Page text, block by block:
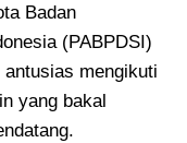
Badan
(PABPDSI)
antusias mengikuti
yang bakal